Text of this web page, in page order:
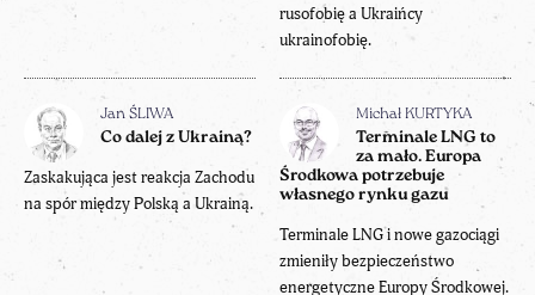
rusofobię a Ukraińcy
ukrainofobię.
Jan ŚLIWA
Co dalej z Ukrainą?
Zaskakująca jest reakcja Zachodu
na spór między Polską a Ukrainą.
Michał KURTYKA
Terminale LNG to
za mało. Europa
Środkowa potrzebuje
własnego rynku gazu
Terminale LNG i nowe gazociągi
zmieniły bezpieczeństwo
energetyczne Europy Środkowej.